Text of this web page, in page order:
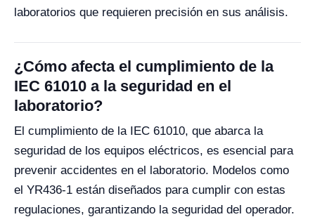
laboratorios que requieren precisión en sus análisis.
¿Cómo afecta el cumplimiento de la
IEC 61010 a la seguridad en el
laboratorio?
El cumplimiento de la IEC 61010, que abarca la
seguridad de los equipos eléctricos, es esencial para
prevenir accidentes en el laboratorio. Modelos como
el YR436-1 están diseñados para cumplir con estas
regulaciones, garantizando la seguridad del operador.